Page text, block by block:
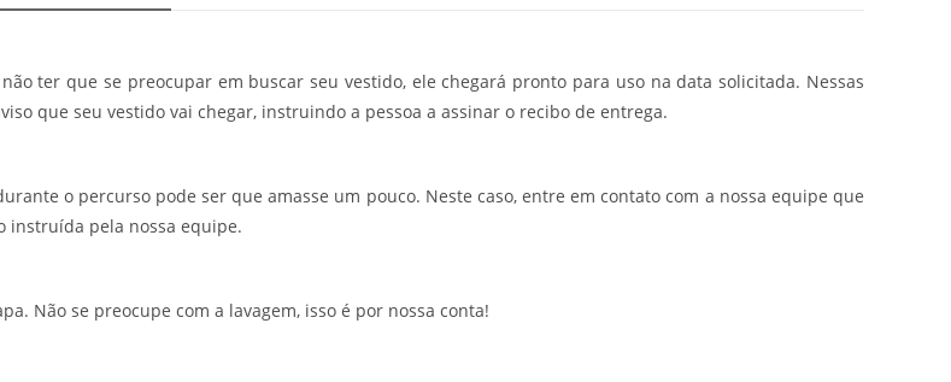
ter que se preocupar em buscar seu vestido, ele chegará pronto para uso na data solicitada. Nessas
que seu vestido vai chegar, instruindo a pessoa a assinar o recibo de entrega.
o percurso pode ser que amasse um pouco. Neste caso, entre em contato com a nossa equipe que
instruída pela nossa equipe.
Não se preocupe com a lavagem, isso é por nossa conta!